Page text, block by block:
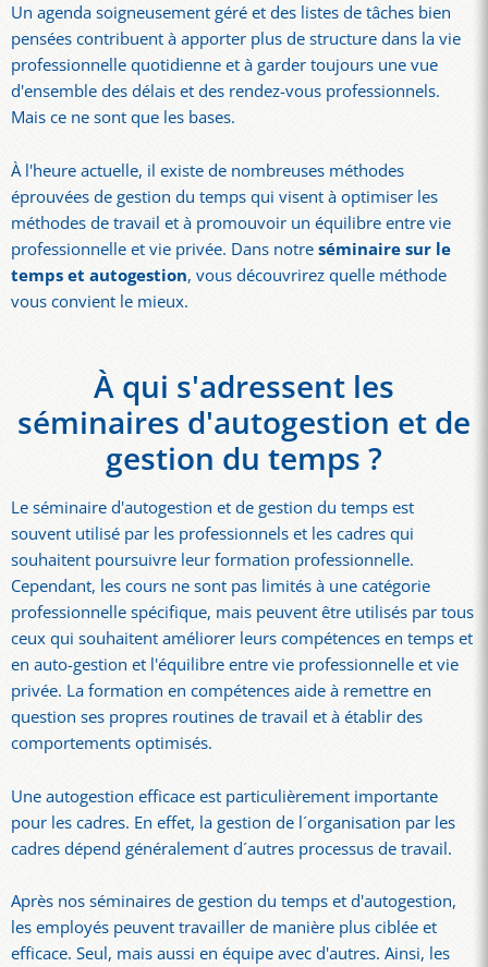
Un agenda soigneusement géré et des listes de tâches bien
pensées contribuent à apporter plus de structure dans la vie
professionnelle quotidienne et à garder toujours une vue
d'ensemble des délais et des rendez-vous professionnels.
Mais ce ne sont que les bases.
À l'heure actuelle, il existe de nombreuses méthodes
éprouvées de gestion du temps qui visent à optimiser les
méthodes de travail et à promouvoir un équilibre entre vie
professionnelle et vie privée. Dans notreséminaire sur le
temps et autogestion, vous découvrirez quelle méthode
vous convient le mieux.
À qui s'adressent les
séminaires d'autogestion et de
gestion du temps ?
Le séminaire d'autogestion et de gestion du temps est
souvent utilisé par les professionnels et les cadres qui
souhaitent poursuivre leur formation professionnelle.
Cependant, les cours ne sont pas limités à une catégorie
professionnelle spécifique, mais peuvent être utilisés par tous
ceux qui souhaitent améliorer leurs compétences en temps et
en auto-gestion et l'équilibre entre vie professionnelle et vie
privée. La formation en compétences aide à remettre en
question ses propres routines de travail et à établir des
comportements optimisés.
Une autogestion efficace est particulièrement importante
pour les cadres. En effet, la gestion de l´organisation par les
cadres dépend généralement d´autres processus de travail.
Après nos séminaires de gestion du temps et d'autogestion,
les employés peuvent travailler de manière plus ciblée et
efficace. Seul, mais aussi en équipe avec d'autres. Ainsi, les